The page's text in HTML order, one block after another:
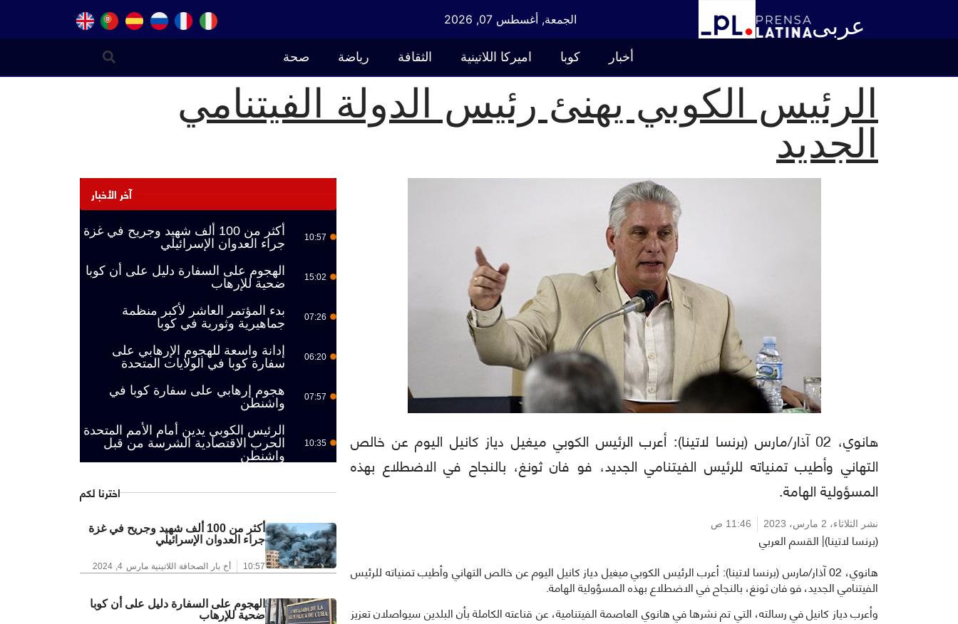
عربى الجمعة, أغسطس 07, 2026
أخبار كوبا اميركا اللاتينية الثقافة رياضة صحة
الرئيس الكوبي يهنئ رئيس الدولة الفيتنامي
الجديد
هانوي، 02 آذار/مارس (برنسا لاتينا): أعرب الرئيس الكوبي ميغيل دياز كانيل اليوم عن خالص
التهاني وأطيب تمنياته للرئيس الفيتنامي الجديد، فو فان ثونغ، بالنجاح في الاضطلاع بهذه
المسؤولية الهامة.
نشر الثلاثاء، 2 مارس، 2023 11:46 ص
(برنسا لاتينا)| القسم العربي
هانوي، 02 آذار/مارس (برنسا لاتينا): أعرب الرئيس الكوبي ميغيل دياز كانيل اليوم عن خالص التهاني وأطيب تمنياته للرئيس
الفيتنامي الجديد، فو فان ثونغ، بالنجاح في الاضطلاع بهذه المسؤولية الهامة.
وأعرب دياز كانيل في رسالته، التي تم نشرها في هانوي العاصمة الفيتنامية، عن قناعته الكاملة بأن البلدين سيواصلان تعزيز
آخر الأخبار
10:57
أكثر من 100 ألف شهيد وجريح في غزة
جراء العدوان الإسرائيلي
15:02
الهجوم على السفارة دليل على أن كوبا
ضحية للإرهاب
07:26
بدء المؤتمر العاشر لأكبر منظمة
جماهيرية وثورية في كوبا
06:20
إدانة واسعة للهجوم الإرهابي على
سفارة كوبا في الولايات المتحدة
07:57
هجوم إرهابي على سفارة كوبا في
واشنطن
10:35
الرئيس الكوبي يدين أمام الأمم المتحدة
الحرب الاقتصادية الشرسة من قبل
واشنطن
اخترنا لكم
أكثر من 100 ألف شهيد وجريح في غزة
جراء العدوان الإسرائيلي
10:57 أخ بار الصحافة اللاتينيةمارس 4, 2024
الهجوم على السفارة دليل على أن كوبا
ضحية للإرهاب